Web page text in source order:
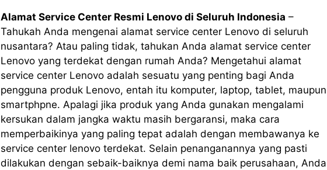
Alamat Service Center Resmi Lenovo di Seluruh Indonesia –
Tahukah Anda mengenai alamat service center Lenovo di seluruh
nusantara? Atau paling tidak, tahukan Anda alamat service center
Lenovo yang terdekat dengan rumah Anda? Mengetahui alamat
service center Lenovo adalah sesuatu yang penting bagi Anda
pengguna produk Lenovo, entah itu komputer, laptop, tablet, maupun
smartphpne. Apalagi jika produk yang Anda gunakan mengalami
kersukan dalam jangka waktu masih bergaransi, maka cara
memperbaikinya yang paling tepat adalah dengan membawanya ke
service center lenovo terdekat. Selain penanganannya yang pasti
dilakukan dengan sebaik-baiknya demi nama baik perusahaan, Anda